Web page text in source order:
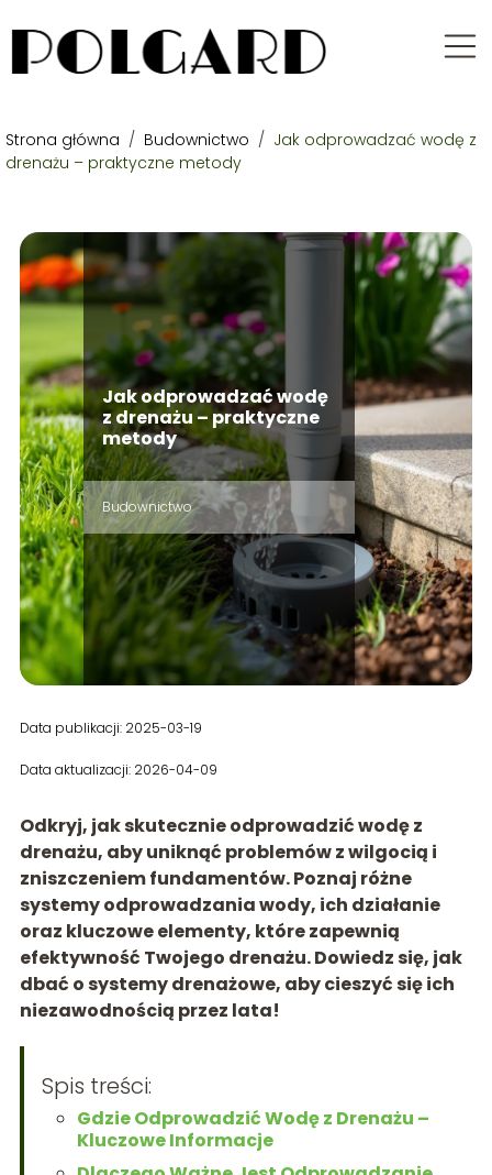
Strona główna / Budownictwo / Jak odprowadzać wodę z
drenażu – praktyczne metody
Jak odprowadzać wodę
z drenażu – praktyczne
metody
Budownictwo
Data publikacji: 2025-03-19
Data aktualizacji: 2026-04-09
Odkryj, jak skutecznie odprowadzić wodę z
drenażu, aby uniknąć problemów z wilgocią i
zniszczeniem fundamentów. Poznaj różne
systemy odprowadzania wody, ich działanie
oraz kluczowe elementy, które zapewnią
efektywność Twojego drenażu. Dowiedz się, jak
dbać o systemy drenażowe, aby cieszyć się ich
niezawodnością przez lata!
Spis treści:
Gdzie Odprowadzić Wodę z Drenażu –
Kluczowe Informacje